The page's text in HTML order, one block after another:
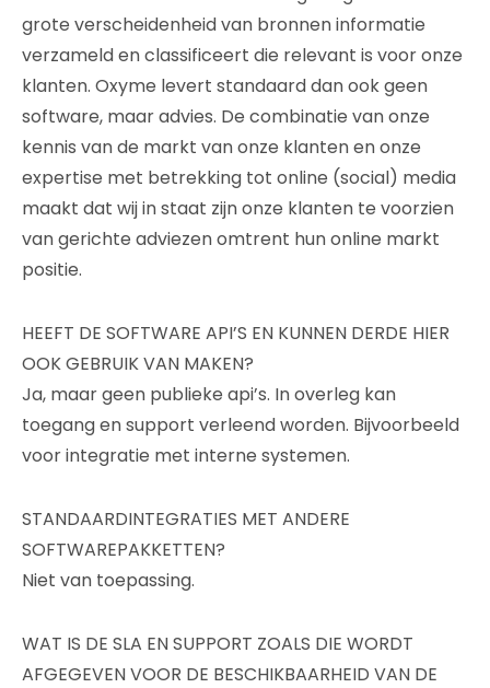
grote verscheidenheid van bronnen informatie
verzameld en classificeert die relevant is voor onze
klanten. Oxyme levert standaard dan ook geen
software, maar advies. De combinatie van onze
kennis van de markt van onze klanten en onze
expertise met betrekking tot online (social) media
maakt dat wij in staat zijn onze klanten te voorzien
van gerichte adviezen omtrent hun online markt
positie.
HEEFT DE SOFTWARE API’S EN KUNNEN DERDE HIER
OOK GEBRUIK VAN MAKEN?
Ja, maar geen publieke api’s. In overleg kan
toegang en support verleend worden. Bijvoorbeeld
voor integratie met interne systemen.
STANDAARDINTEGRATIES MET ANDERE
SOFTWAREPAKKETTEN?
Niet van toepassing.
WAT IS DE SLA EN SUPPORT ZOALS DIE WORDT
AFGEGEVEN VOOR DE BESCHIKBAARHEID VAN DE